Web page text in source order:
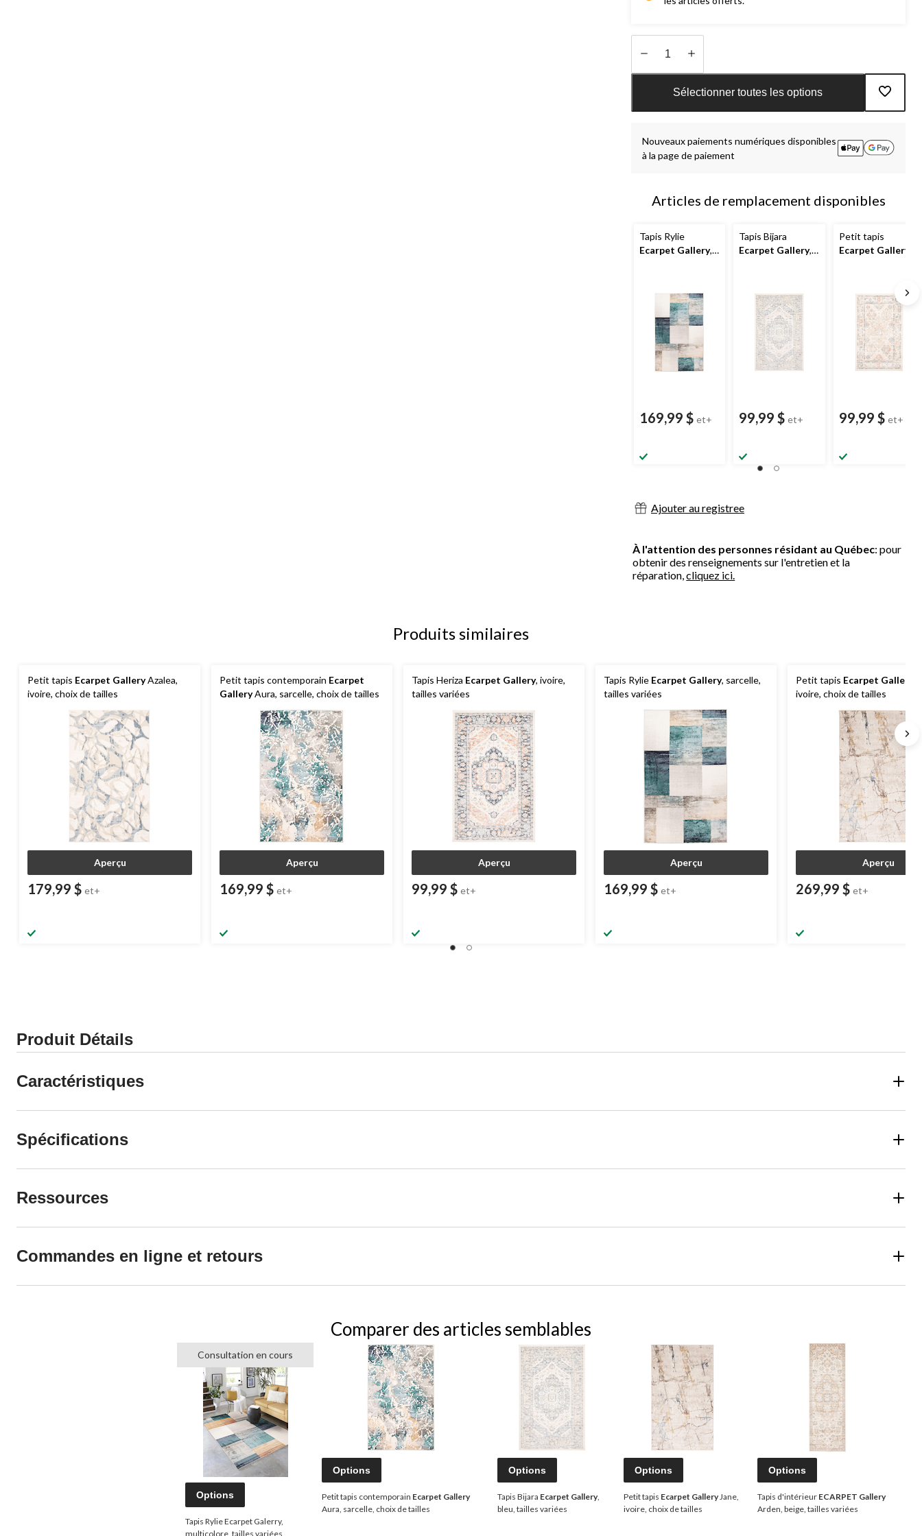
Quantité
Sélectionner toutes les options
Nouveaux paiements numériques disponibles
à la page de paiement
Articles de remplacement disponibles
Tapis Rylie
Ecarpet Gallery,
169,99 $ et+
Tapis Bijara
Ecarpet Gallery,
99,99 $ et+
Petit tapis
Ecarpet Gallery
99,99 $ et+
Ajouter au registree
À l'attention des personnes résidant au Québec: pour
obtenir des renseignements sur l'entretien et la
réparation,cliquez ici.
Produits similaires
Petit tapis Ecarpet GalleryAzalea,
ivoire, choix de tailles
Aperçu
179,99 $ et+
Petit tapis contemporain Ecarpet
GalleryAura, sarcelle, choix de tailles
Aperçu
169,99 $ et+
Tapis Heriza Ecarpet Gallery, ivoire,
tailles variées
Aperçu
99,99 $ et+
Tapis Rylie Ecarpet Gallery, sarcelle,
tailles variées
Aperçu
169,99 $ et+
Petit tapis Ecarpet Gallery
ivoire, choix de tailles
Aperçu
269,99 $ et+
Produit Détails
Caractéristiques
Spécifications
Ressources
Commandes en ligne et retours
Comparer des articles semblables
Consultation en cours
Options
Tapis Rylie Ecarpet Galerry,
multicolore, tailles variées
Options
Petit tapis contemporain Ecarpet Gallery
Aura, sarcelle, choix de tailles
Options
Tapis Bijara Ecarpet Gallery,
bleu, tailles variées
Options
Petit tapis Ecarpet GalleryJane,
ivoire, choix de tailles
Options
Tapis d'intérieur ECARPET Gallery
Arden, beige, tailles variées